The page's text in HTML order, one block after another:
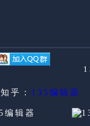
知乎： 135编辑器